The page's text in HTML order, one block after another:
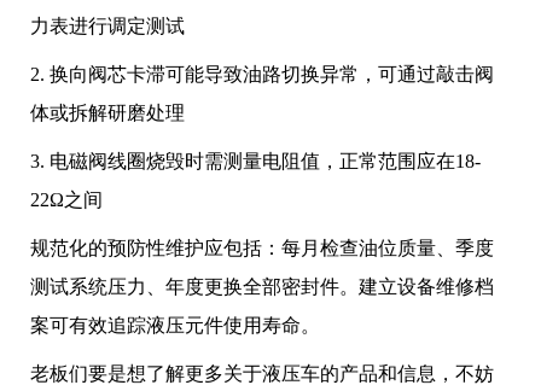
力表进行调定测试
2. 换向阀芯卡滞可能导致油路切换异常，可通过敲击阀
体或拆解研磨处理
3. 电磁阀线圈烧毁时需测量电阻值，正常范围应在18-
22Ω之间
规范化的预防性维护应包括：每月检查油位质量、季度
测试系统压力、年度更换全部密封件。建立设备维修档
案可有效追踪液压元件使用寿命。
老板们要是想了解更多关于液压车的产品和信息，不妨